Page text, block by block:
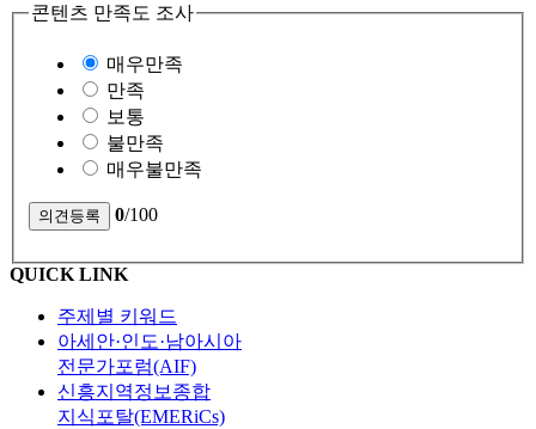
콘텐츠 만족도 조사
매우만족
만족
보통
불만족
매우불만족
0/100
QUICK LINK
주제별 키워드
아세안·인도·남아시아
전문가포럼(AIF)
신흥지역정보종합
지식포탈(EMERiCs)